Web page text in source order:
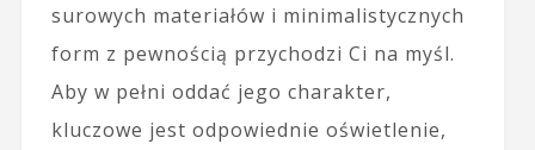
surowych materiałów i minimalistycznych
form z pewnością przychodzi Ci na myśl.
Aby w pełni oddać jego charakter,
kluczowe jest odpowiednie oświetlenie,